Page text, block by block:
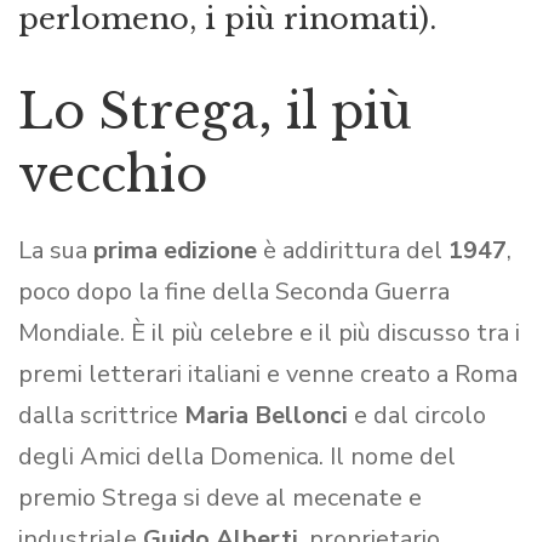
perlomeno, i più rinomati).
Lo Strega, il più
vecchio
La sua prima edizione è addirittura del 1947,
poco dopo la fine della Seconda Guerra
Mondiale. È il più celebre e il più discusso tra i
premi letterari italiani e venne creato a Roma
dalla scrittrice Maria Bellonci e dal circolo
degli Amici della Domenica. Il nome del
premio Strega si deve al mecenate e